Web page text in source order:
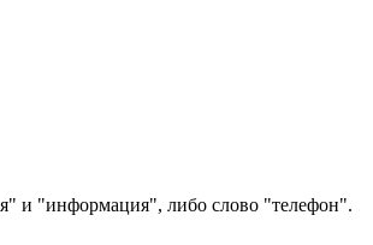
и "информация", либо слово "телефон".